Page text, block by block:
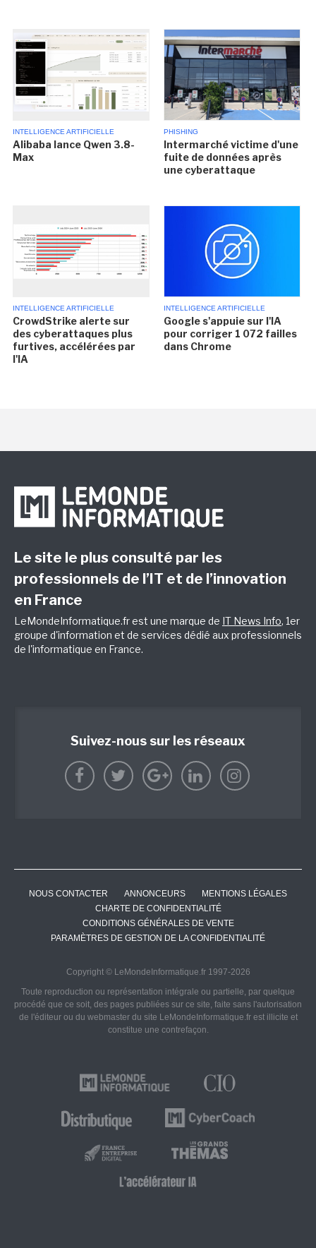
INTELLIGENCE ARTIFICIELLE
Alibaba lance Qwen 3.8-
Max
PHISHING
Intermarché victime d'une
fuite de données après
une cyberattaque
INTELLIGENCE ARTIFICIELLE
CrowdStrike alerte sur
des cyberattaques plus
furtives, accélérées par
l'IA
INTELLIGENCE ARTIFICIELLE
Google s'appuie sur l'IA
pour corriger 1 072 failles
dans Chrome
Le site le plus consulté par les
professionnels de l’IT et de l’innovation
en France
LeMondeInformatique.fr est une marque de IT News Info, 1er
groupe d'information et de services dédié aux professionnels
de l'informatique en France.
Suivez-nous sur les réseaux
NOUS CONTACTER ANNONCEURS
MENTIONS LÉGALES
CHARTE DE CONFIDENTIALITÉ
CONDITIONS GÉNÉRALES DE VENTE
PARAMÈTRES DE GESTION DE LA CONFIDENTIALITÉ
Copyright © LeMondeInformatique.fr 1997-2026
Toute reproduction ou représentation intégrale ou partielle, par quelque
procédé que ce soit, des pages publiées sur ce site, faite sans l'autorisation
de l'éditeur ou du webmaster du site LeMondeInformatique.fr est illicite et
constitue une contrefaçon.